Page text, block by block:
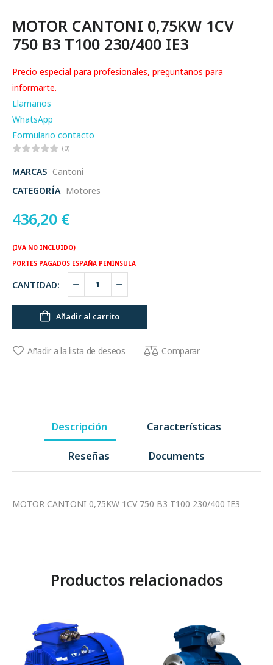
MOTOR CANTONI 0,75KW 1CV
750 B3 T100 230/400 IE3
Precio especial para profesionales, preguntanos para
informarte.
Llamanos
WhatsApp
Formulario contacto
(0)
MARCAS Cantoni
CATEGORÍA Motores
436,20 €
(IVA NO INCLUIDO)
PORTES PAGADOS ESPAÑA PENÍNSULA
CANTIDAD:
Añadir al carrito
Añadir a la lista de deseos Comparar
Descripción Características
Reseñas Documents
MOTOR CANTONI 0,75KW 1CV 750 B3 T100 230/400 IE3
Productos relacionados